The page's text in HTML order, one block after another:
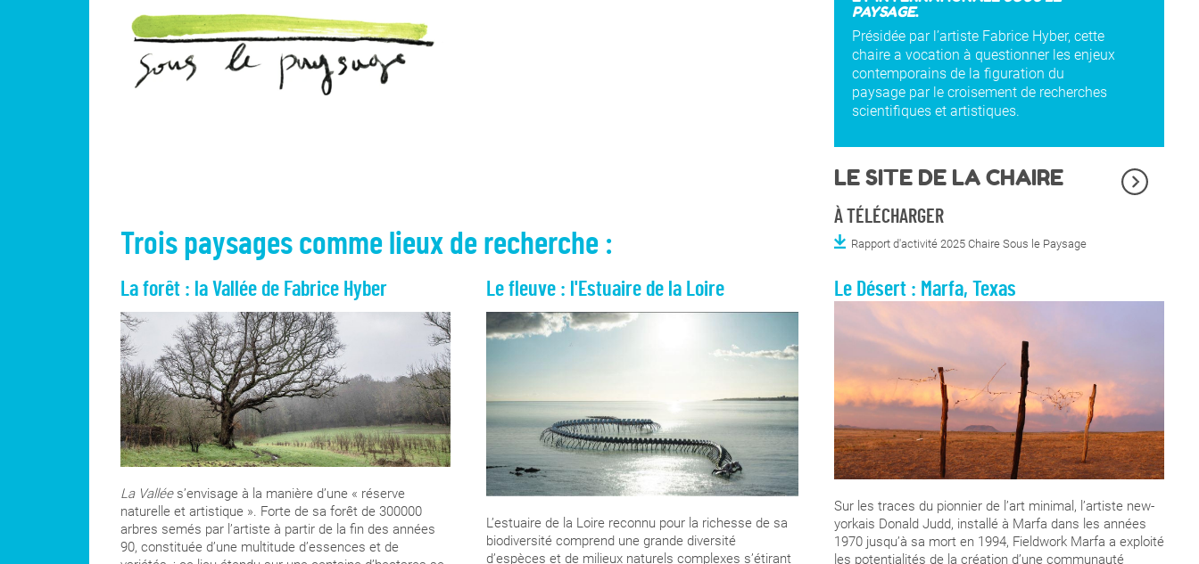
Trois paysages comme lieux de recherche :
PAYSAGE.
Présidée par l’artiste Fabrice Hyber, cette
chaire a vocation à questionner les enjeux
contemporains de la figuration du
paysage par le croisement de recherches
scientifiques et artistiques.
LE SITE DE LA CHAIRE
À TÉLÉCHARGER
Rapport d'activité 2025 Chaire Sous le Paysage
La forêt : la Vallée de Fabrice Hyber
La Vallées’envisage à la manière d’une « réserve
naturelle et artistique ». Forte de sa forêt de 300000
arbres semés par l’artiste à partir de la fin des années
90, constituée d’une multitude d’essences et de
Le fleuve : l'Estuaire de la Loire
L’estuaire de la Loire reconnu pour la richesse de sa
biodiversité comprend une grande diversité
d’espèces et de milieux naturels complexes s’étirant
Le Désert : Marfa, Texas
Sur les traces du pionnier de l’art minimal, l’artiste new-
yorkais Donald Judd, installé à Marfa dans les années
1970 jusqu’à sa mort en 1994, Fieldwork Marfa a exploité
les potentialités de la création d’une communauté